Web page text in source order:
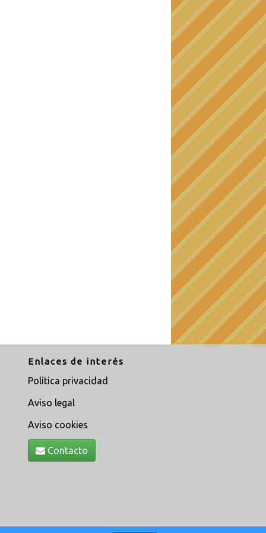
Enlaces de interés
Política privacidad
Aviso legal
Aviso cookies
Contacto